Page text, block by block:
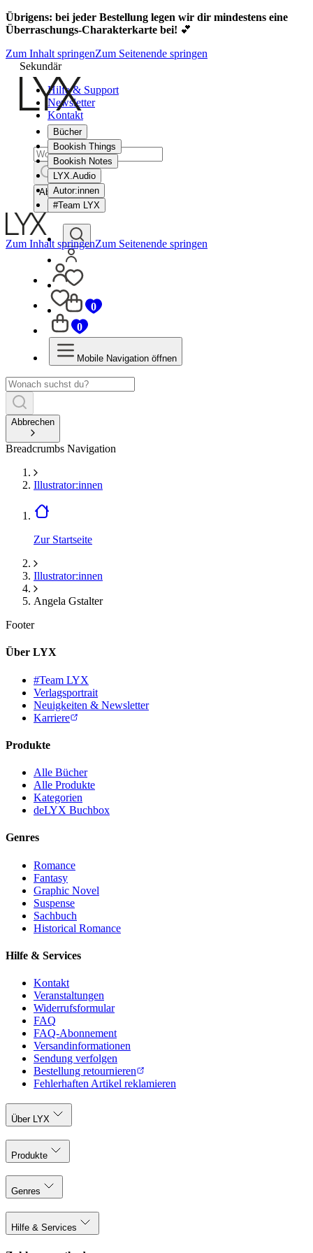
Übrigens: bei jeder Bestellung legen wir dir mindestens eine
Überraschungs-Charakterkarte bei! 💕
Zum Inhalt springenZum Seitenende springen
Sekundär
Hilfe & Support
Newsletter
Kontakt
Bücher
Bookish Things
Bookish Notes
LYX.Audio
Autor:innen
#Team LYX
0
Abbrechen
Zum Inhalt springenZum Seitenende springen
0
Mobile Navigation öffnen
Abbrechen
Breadcrumbs Navigation
Illustrator:innen
Zur Startseite
Illustrator:innen
Angela Gstalter
Footer
Über LYX
#Team LYX
Verlagsportrait
Neuigkeiten & Newsletter
Karriere
Produkte
Alle Bücher
Alle Produkte
Kategorien
deLYX Buchbox
Genres
Romance
Fantasy
Graphic Novel
Suspense
Sachbuch
Historical Romance
Hilfe & Services
Kontakt
Veranstaltungen
Widerrufsformular
FAQ
FAQ-Abonnement
Versandinformationen
Sendung verfolgen
Bestellung retournieren
Fehlerhaften Artikel reklamieren
Über LYX
Produkte
Genres
Hilfe & Services